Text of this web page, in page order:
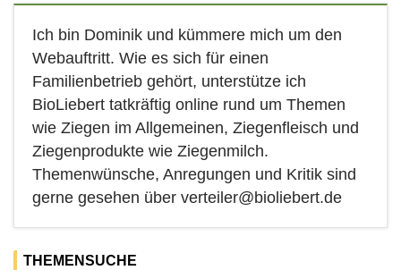
Ich bin Dominik und kümmere mich um den
Webauftritt. Wie es sich für einen
Familienbetrieb gehört, unterstütze ich
BioLiebert tatkräftig online rund um Themen
wie Ziegen im Allgemeinen, Ziegenfleisch und
Ziegenprodukte wie Ziegenmilch.
Themenwünsche, Anregungen und Kritik sind
gerne gesehen über verteiler@bioliebert.de
THEMENSUCHE